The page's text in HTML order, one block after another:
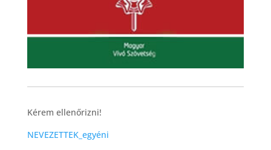
Kérem ellenőrizni!
NEVEZETTEK_egyéni